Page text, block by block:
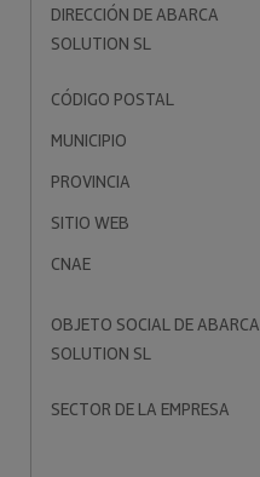
DIRECCIÓN DE ABARCA
SOLUTION SL
CÓDIGO POSTAL
MUNICIPIO
PROVINCIA
SITIO WEB
CNAE
OBJETO SOCIAL DE ABARCA
SOLUTION SL
SECTOR DE LA EMPRESA